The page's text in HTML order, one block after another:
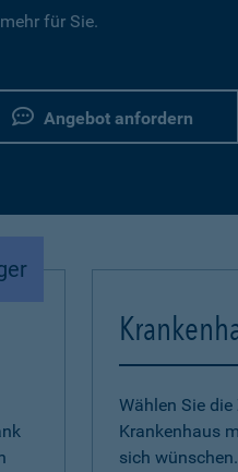
für Sie.
Angebot anfordern
Wählen Sie
Krankenhaus
sich